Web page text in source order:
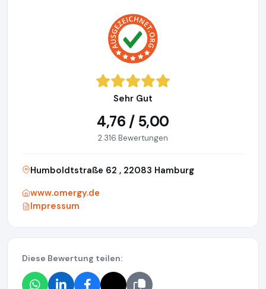
Sehr Gut
4,76 / 5,00
2.316 Bewertungen
Humboldtstraße 62 , 22083 Hamburg
www.omergy.de
Impressum
Diese Bewertung teilen: